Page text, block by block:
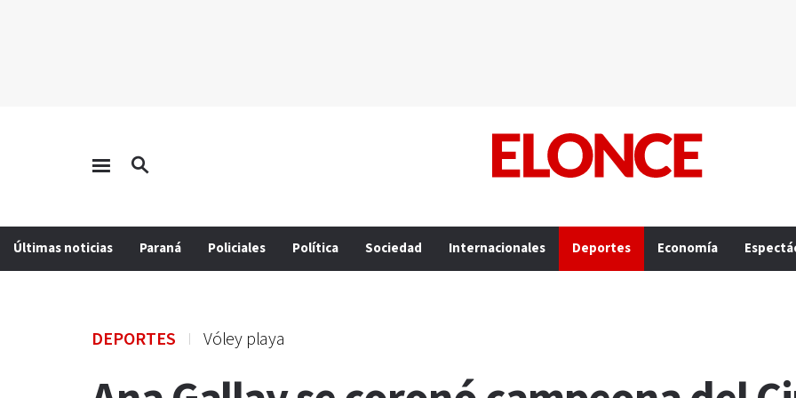
Últimas noticias Paraná Policiales Política Sociedad Internacionales Deportes Economía
DEPORTES Vóley playa